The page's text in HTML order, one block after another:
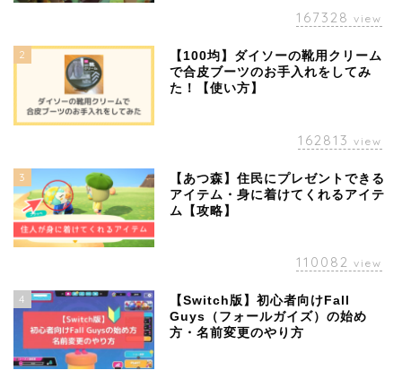
167328 view
2
【100均】ダイソーの靴用クリーム
で合皮ブーツのお手入れをしてみ
た！【使い方】
162813 view
3
【あつ森】住民にプレゼントできる
アイテム・身に着けてくれるアイテ
ム【攻略】
110082 view
4
【Switch版】初心者向けFall
Guys（フォールガイズ）の始め
方・名前変更のやり方